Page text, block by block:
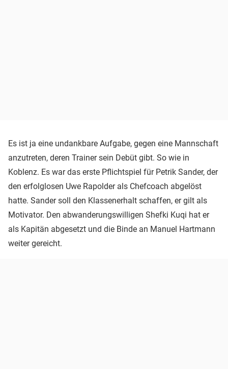
Es ist ja eine undankbare Aufgabe, gegen eine Mannschaft
anzutreten, deren Trainer sein Debüt gibt. So wie in
Koblenz. Es war das erste Pflichtspiel für Petrik Sander, der
den erfolglosen Uwe Rapolder als Chefcoach abgelöst
hatte. Sander soll den Klassenerhalt schaffen, er gilt als
Motivator. Den abwanderungswilligen Shefki Kuqi hat er
als Kapitän abgesetzt und die Binde an Manuel Hartmann
weiter gereicht.